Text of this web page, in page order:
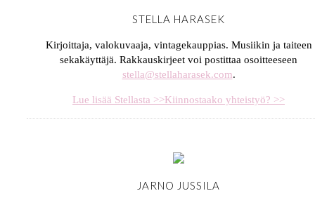
STELLA HARASEK
Kirjoittaja, valokuvaaja, vintagekauppias. Musiikin ja taiteen
sekakäyttäjä. Rakkauskirjeet voi postittaa osoitteeseen
stella@stellaharasek.com.
Lue lisää Stellasta >>Kiinnostaako yhteistyö? >>
JARNO JUSSILA